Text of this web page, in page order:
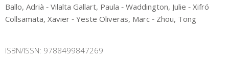
Ballo, Adrià - Vilalta Gallart, Paula - Waddington, Julie - Xifró
Collsamata, Xavier - Yeste Oliveras, Marc - Zhou, Tong
ISBN/ISSN: 9788499847269